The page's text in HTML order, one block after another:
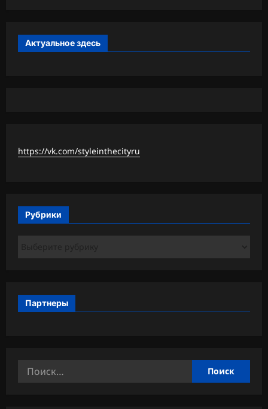
Актуальное здесь
https://vk.com/styleinthecityru
Рубрики
Партнеры
Найти: